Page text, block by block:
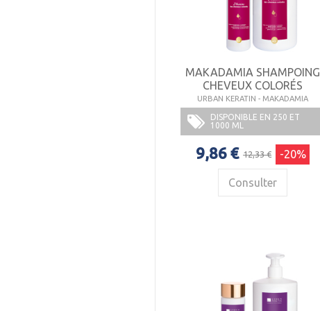
MAKADAMIA SHAMPOING
CHEVEUX COLORÉS
URBAN KERATIN - MAKADAMIA
DISPONIBLE EN 250 ET
1000 ML
9,86 € 12,33 € -20%
Consulter